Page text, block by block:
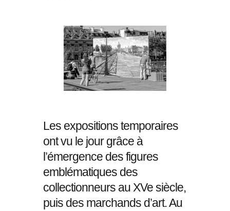
Les expositions temporaires
ont vu le jour grâce à
l’émergence des figures
emblématiques des
collectionneurs au XVe siècle,
puis des marchands d’art. Au